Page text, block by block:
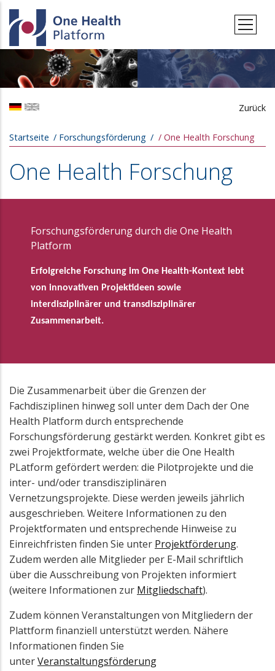
Direkt zum Inhalt
Zurück
Pfadnavigation
Startseite Forschungsförderung One Health Forschung
One Health Forschung
Forschungsförderung durch die One Health
Platform
Erfolgreiche Forschung im One Health-Kontext lebt
von innovativen Projektideen sowie
interdisziplinärer und transdisziplinärer
Zusammenarbeit.
Die Zusammenarbeit über die Grenzen der
Fachdisziplinen hinweg soll unter dem Dach der One
Health Platform durch entsprechende
Forschungsförderung gestärkt werden. Konkret gibt es
zwei Projektformate, welche über die One Health
PLatform gefördert werden: die Pilotprojekte und die
inter- und/oder transdisziplinären
Vernetzungsprojekte. Diese werden jeweils jährlich
ausgeschrieben. Weitere Informationen zu den
Projektformaten und entsprechende Hinweise zu
Einreichfristen finden Sie unter Projektförderung.
Zudem werden alle Mitglieder per E-Mail schriftlich
über die Ausschreibung von Projekten informiert
(weitere Informationen zur Mitgliedschaft).
Zudem können Veranstaltungen von Mitgliedern der
Plattform finanziell unterstützt werden. Nähere
Informationen finden Sie
unterVeranstaltungsförderung